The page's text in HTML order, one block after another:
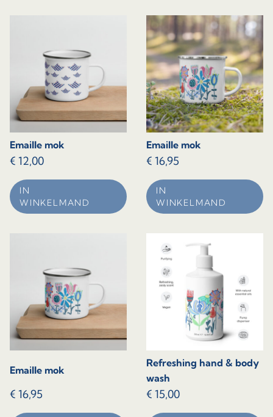
Emaille mok
€ 12,00
IN
WINKELMAND
Emaille mok
€ 16,95
IN
WINKELMAND
Emaille mok
€ 16,95
Refreshing hand & body
wash
€ 15,00